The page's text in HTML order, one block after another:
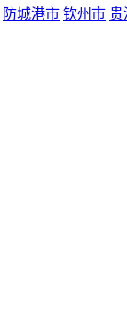
防城港市 钦州市 贵